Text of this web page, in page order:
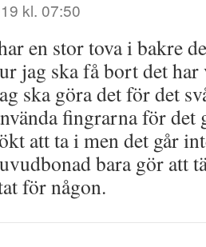
kl. 07:50
en stor tova i bakre
jag ska få bort det har
ska göra det för det
fingrarna för
att ta i men det går
bara gör att
för någon.